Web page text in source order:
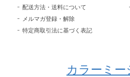
配送方法・送料について
メルマガ登録・解除
特定商取引法に基づく表記
カラーミ